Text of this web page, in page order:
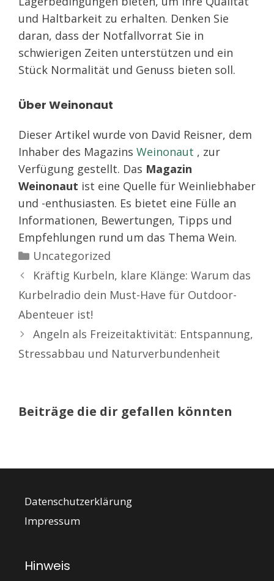
und Haltbarkeit zu erhalten. Denken Sie
daran, dass der Notfallvorrat Sie in
schwierigen Zeiten unterstützen und ein
Stück Normalität und Genuss bieten soll.
Über Weinonaut
Dieser Artikel wurde von David Reisner, dem
Inhaber des Magazins Weinonaut , zur
Verfügung gestellt. Das Magazin
Weinonaut ist eine Quelle für Weinliebhaber
und -enthusiasten. Es bietet eine Fülle an
Informationen, Bewertungen, Tipps und
Empfehlungen rund um das Thema Wein.
Kategorien
Uncategorized
Kräftig Kurbeln, klare Klänge: Warum das
Kurbelradio dein Must-Have für Outdoor-
Abenteuer ist!
Angeln als Freizeitaktivität: Entspannung,
Stressabbau und Naturverbundenheit
Beiträge die dir gefallen könnten
Datenschutzerklärung
Impressum
Hinweis